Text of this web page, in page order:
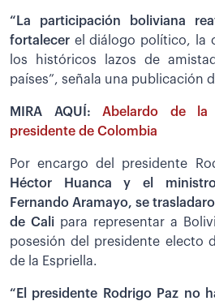
“La participación boliviana
fortalecer el diálogo político, la
los históricos lazos de
países”, señala una publicación
MIRA AQUÍ:Abelardo de la
presidente de Colombia
Por encargo del presidente
Héctor Huanca y el
Fernando Aramayo, se
de Cali para representar a
posesión del presidente electo
de la Espriella.
“El presidente Rodrigo Paz no